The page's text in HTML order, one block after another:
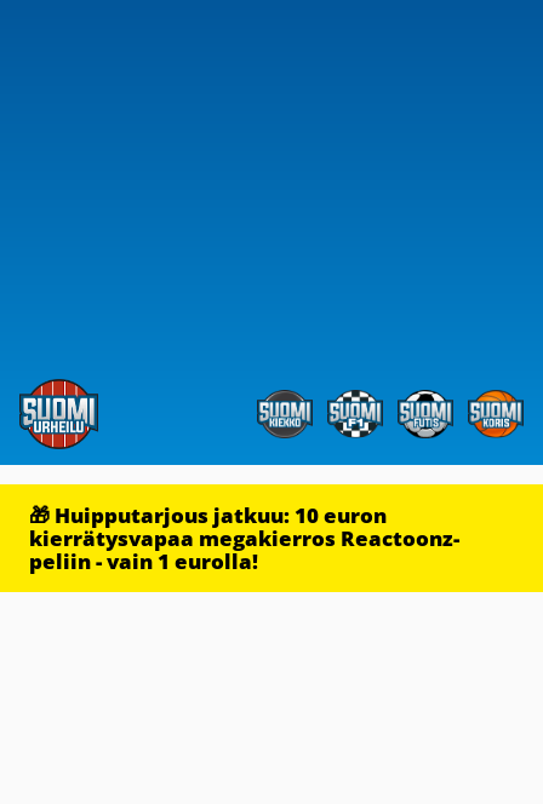
🎁 Huipputarjous jatkuu: 10 euron
kierrätysvapaa megakierros Reactoonz-
peliin - vain 1 eurolla!